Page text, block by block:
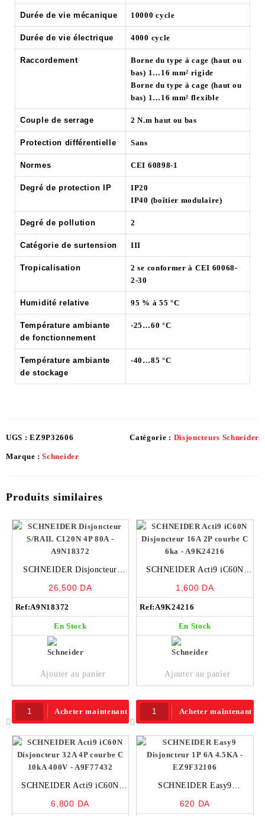
Durée de vie mécanique 10000 cycle
Durée de vie électrique 4000 cycle
Raccordement
Borne du type à cage (haut ou
bas) 1…16 mm² rigide
Borne du type à cage (haut ou
bas) 1…16 mm² flexible
Couple de serrage 2 N.m haut ou bas
Protection différentielle Sans
Normes CEI 60898-1
Degré de protection IP
IP20
IP40 (boîtier modulaire)
Degré de pollution 2
Catégorie de surtension III
Tropicalisation
2 se conformer à CEI 60068-
2-30
Humidité relative 95 % à 55 °C
Température ambiante
de fonctionnement
-25…60 °C
Température ambiante
de stockage
-40…85 °C
UGS :EZ9P32606 Catégorie : Disjoncteurs Schneider
Marque :Schneider
Produits similaires
SCHNEIDER Disjoncteur
A9N18372
26,500 DA
Ref:A9N18372
En Stock
Ajouter au panier
Acheter maintenant
SCHNEIDER Acti9 iC60N
6ka – A9K24216
1,600 DA
Ref: A9K24216
En Stock
Ajouter au panier
Acheter maintenant
SCHNEIDER Acti9 iC60N
10kA 400V – A9F77432
6,800 DA
SCHNEIDER Easy9
620 DA